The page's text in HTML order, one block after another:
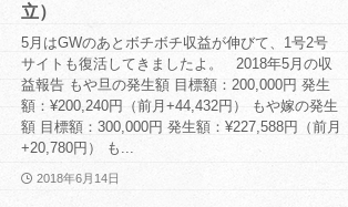
立）
5月はGWのあとボチボチ収益が伸びて、1号2号
サイトも復活してきましたよ。 2018年5月の収
益報告 もや旦の発生額 目標額：200,000円 発生
額：¥200,240円（前月+44,432円） もや嫁の発生
額 目標額：300,000円 発生額：¥227,588円（前月
+20,780円） も...
2018年6月14日